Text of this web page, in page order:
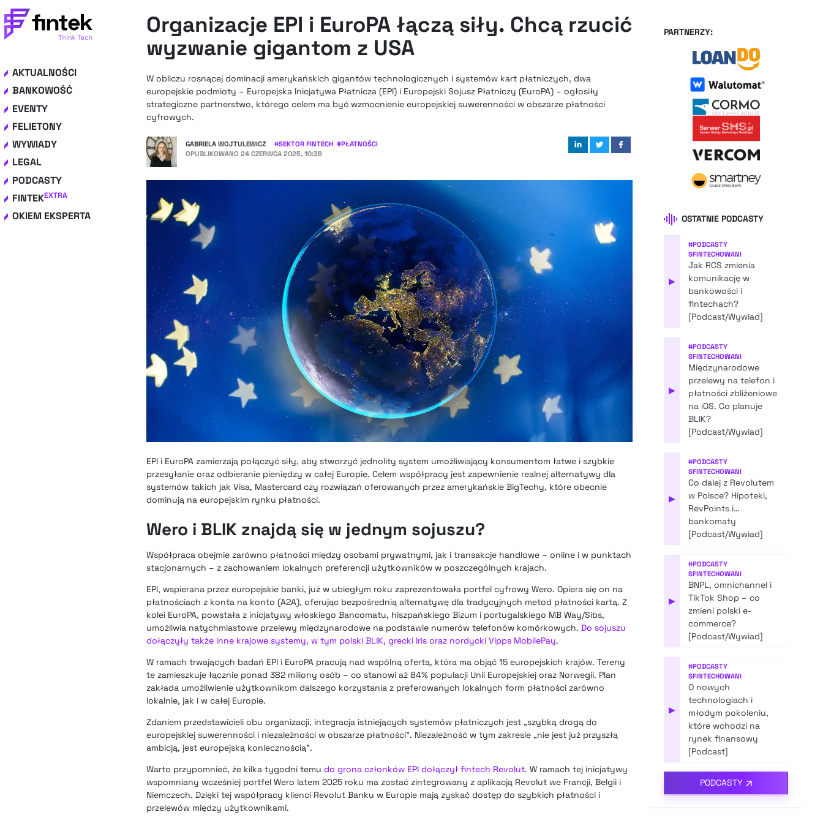
AKTUALNOŚCI
BANKOWOŚĆ
EVENTY
FELIETONY
WYWIADY
LEGAL
PODCASTY
FINTEKEXTRA
OKIEM EKSPERTA
Organizacje EPI i EuroPA łączą siły. Chcą rzucić
wyzwanie gigantom z USA
W obliczu rosnącej dominacji amerykańskich gigantów technologicznych i systemów kart płatniczych, dwa
europejskie podmioty – Europejska Inicjatywa Płatnicza (EPI) i Europejski Sojusz Płatniczy (EuroPA) – ogłosiły
strategiczne partnerstwo, którego celem ma być wzmocnienie europejskiej suwerenności w obszarze płatności
cyfrowych.
GABRIELA WOJTULEWICZ #SEKTOR FINTECH #PŁATNOŚCI
OPUBLIKOWANO 24 CZERWCA 2025, 10:38
EPI i EuroPA zamierzają połączyć siły, aby stworzyć jednolity system umożliwiający konsumentom łatwe i szybkie
przesyłanie oraz odbieranie pieniędzy w całej Europie. Celem współpracy jest zapewnienie realnej alternatywy dla
systemów takich jak Visa, Mastercard czy rozwiązań oferowanych przez amerykańskie BigTechy, które obecnie
dominują na europejskim rynku płatności.
Wero i BLIK znajdą się w jednym sojuszu?
Współpraca obejmie zarówno płatności między osobami prywatnymi, jak i transakcje handlowe – online i w punktach
stacjonarnych – z zachowaniem lokalnych preferencji użytkowników w poszczególnych krajach.
EPI, wspierana przez europejskie banki, już w ubiegłym roku zaprezentowała portfel cyfrowy Wero. Opiera się on na
płatnościach z konta na konto (A2A), oferując bezpośrednią alternatywę dla tradycyjnych metod płatności kartą. Z
kolei EuroPA, powstała z inicjatywy włoskiego Bancomatu, hiszpańskiego Bizum i portugalskiego MB Way/Sibs,
umożliwia natychmiastowe przelewy międzynarodowe na podstawie numerów telefonów komórkowych. Do sojuszu
dołączyły także inne krajowe systemy, w tym polski BLIK, grecki Iris oraz nordycki Vipps MobilePay.
W ramach trwających badań EPI i EuroPA pracują nad wspólną ofertą, która ma objąć 15 europejskich krajów. Tereny
te zamieszkuje łącznie ponad 382 miliony osób – co stanowi aż 84% populacji Unii Europejskiej oraz Norwegii. Plan
zakłada umożliwienie użytkownikom dalszego korzystania z preferowanych lokalnych form płatności zarówno
lokalnie, jak i w całej Europie.
Zdaniem przedstawicieli obu organizacji, integracja istniejących systemów płatniczych jest „szybką drogą do
europejskiej suwerenności i niezależności w obszarze płatności”. Niezależność w tym zakresie „nie jest już przyszłą
ambicją, jest europejską koniecznością”.
Warto przypomnieć, że kilka tygodni temu do grona członków EPI dołączył fintech Revolut. W ramach tej inicjatywy
wspomniany wcześniej portfel Wero latem 2025 roku ma zostać zintegrowany z aplikacją Revolut we Francji, Belgii i
Niemczech. Dzięki tej współpracy klienci Revolut Banku w Europie mają zyskać dostęp do szybkich płatności i
przelewów między użytkownikami.
PARTNERZY:
OSTATNIE PODCASTY
▶
#PODCASTY
SFINTECHOWANI
Jak RCS zmienia
komunikację w
bankowości i
fintechach?
[Podcast/Wywiad]
▶
#PODCASTY
SFINTECHOWANI
Międzynarodowe
przelewy na telefon i
płatności zbliżeniowe
na iOS. Co planuje
BLIK?
[Podcast/Wywiad]
▶
#PODCASTY
SFINTECHOWANI
Co dalej z Revolutem
w Polsce? Hipoteki,
RevPoints i…
bankomaty
[Podcast/Wywiad]
▶
#PODCASTY
SFINTECHOWANI
BNPL, omnichannel i
TikTok Shop – co
zmieni polski e-
commerce?
[Podcast/Wywiad]
▶
#PODCASTY
SFINTECHOWANI
O nowych
technologiach i
młodym pokoleniu,
które wchodzi na
rynek finansowy
[Podcast]
PODCASTY